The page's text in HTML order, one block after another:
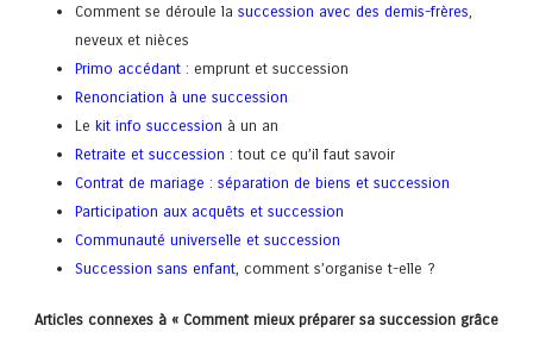
Comment se déroule lasuccession avec des demis-frères,
neveux et nièces
Primo accédant : emprunt et succession
Renonciation à une succession
Lekit info succession à un an
Retraite et succession : tout ce qu’il faut savoir
Contrat de mariage : séparation de biens et succession
Participation aux acquêts et succession
Communauté universelle et succession
Succession sans enfant, comment s’organise t-elle ?
Articles connexes à « Comment mieux préparer sa succession grâce